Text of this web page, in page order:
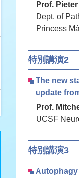
Prof.
Dept. of
Princess
特別講演2
The new
update
Prof.
UCSF
特別講演3